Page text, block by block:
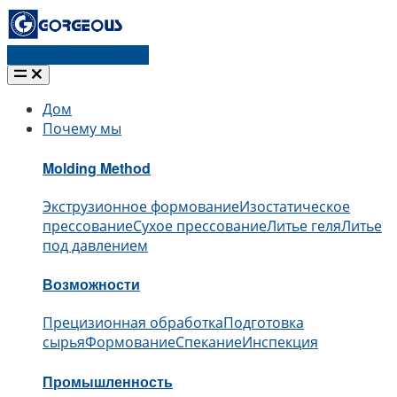
Дом
Почему мы
Molding Method
Экструзионное формованиеИзостатическое
прессованиеСухое прессованиеЛитье геляЛитье
под давлением
Возможности
Прецизионная обработкаПодготовка
сырьяФормованиеСпеканиеИнспекция
Промышленность